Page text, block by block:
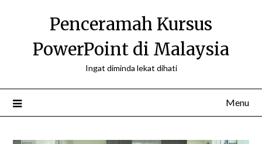
Penceramah Kursus
PowerPoint di Malaysia
Ingat diminda lekat dihati
Menu